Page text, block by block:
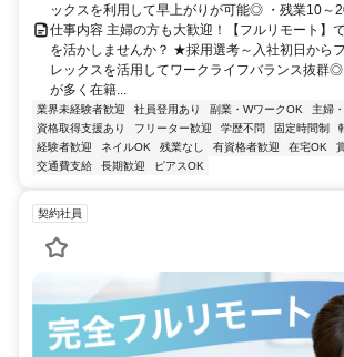
ックスを利用して早上がりが可能◎ ・残業10～
仕事内容 主婦の方も大歓迎！【フルリモート】
を活かしませんか？ ★採用選考～入社初日から
レックスを活用してワークライフバランス抜群
が多く在籍...
業界未経験者歓迎 社員登用あり 副業・WワークOK
主婦
資格取得支援あり
フリーター歓迎 学歴不問 固定時間制
経験者歓迎
ネイルOK 残業なし 有資格者歓迎 在宅OK
交通費支給
長期歓迎 ピアスOK
契約社員